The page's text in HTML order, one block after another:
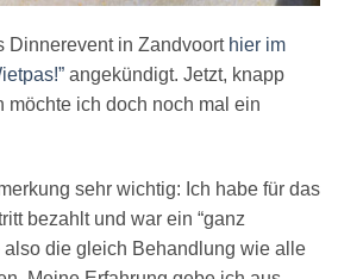
Dinnerevent in Zandvoort hier im
angekündigt. Jetzt, knapp
möchte ich doch noch mal ein
sehr wichtig: Ich habe für das
bezahlt und war ein “ganz
also die gleich Behandlung wie alle